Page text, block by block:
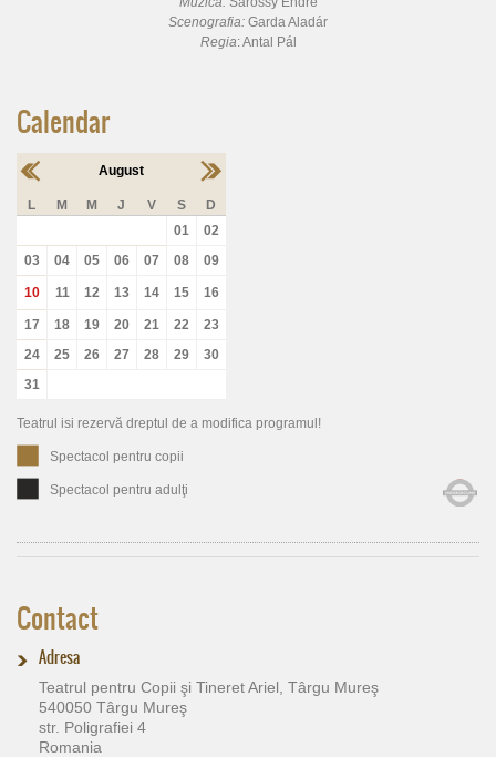
Calendar
August
L M M J V S
D
01
02
03
04 05 06 07 08 09
10 11 12 13 14 15 16
17 18 19 20 21 22
23
24
25 26 27 28 29
30
31
Teatrul isi rezervă dreptul de a modifica programul!
Spectacol pentru copii
Spectacol pentru adulţi
Scenografia: Garda Aladár
Regia: Antal Pál
Contact
Adresa
Teatrul pentru Copii şi Tineret Ariel, Târgu Mureş
540050 Târgu Mureş
str. Poligrafiei 4
Romania